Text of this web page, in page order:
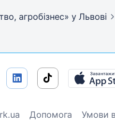
агробізнес» у Львові
Допомога Умови